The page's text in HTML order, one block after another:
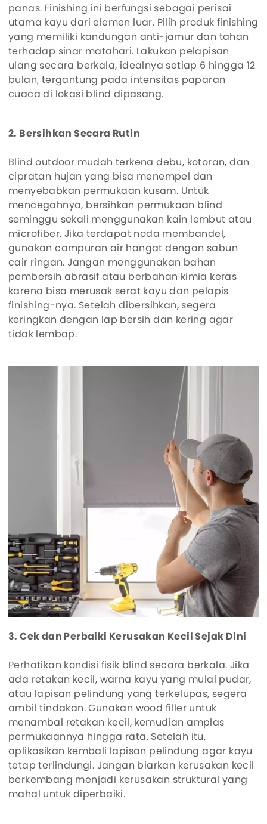
panas. Finishing ini berfungsi sebagai perisai
utama kayu dari elemen luar. Pilih produk finishing
yang memiliki kandungan anti-jamur dan tahan
terhadap sinar matahari. Lakukan pelapisan
ulang secara berkala, idealnya setiap 6 hingga 12
bulan, tergantung pada intensitas paparan
cuaca di lokasi blind dipasang.
2. Bersihkan Secara Rutin
Blind outdoor mudah terkena debu, kotoran, dan
cipratan hujan yang bisa menempel dan
menyebabkan permukaan kusam. Untuk
mencegahnya, bersihkan permukaan blind
seminggu sekali menggunakan kain lembut atau
microfiber. Jika terdapat noda membandel,
gunakan campuran air hangat dengan sabun
cair ringan. Jangan menggunakan bahan
pembersih abrasif atau berbahan kimia keras
karena bisa merusak serat kayu dan pelapis
finishing-nya. Setelah dibersihkan, segera
keringkan dengan lap bersih dan kering agar
tidak lembap.
3. Cek dan Perbaiki Kerusakan Kecil Sejak Dini
Perhatikan kondisi fisik blind secara berkala. Jika
ada retakan kecil, warna kayu yang mulai pudar,
atau lapisan pelindung yang terkelupas, segera
ambil tindakan. Gunakan wood filler untuk
menambal retakan kecil, kemudian amplas
permukaannya hingga rata. Setelah itu,
aplikasikan kembali lapisan pelindung agar kayu
tetap terlindungi. Jangan biarkan kerusakan kecil
berkembang menjadi kerusakan struktural yang
mahal untuk diperbaiki.